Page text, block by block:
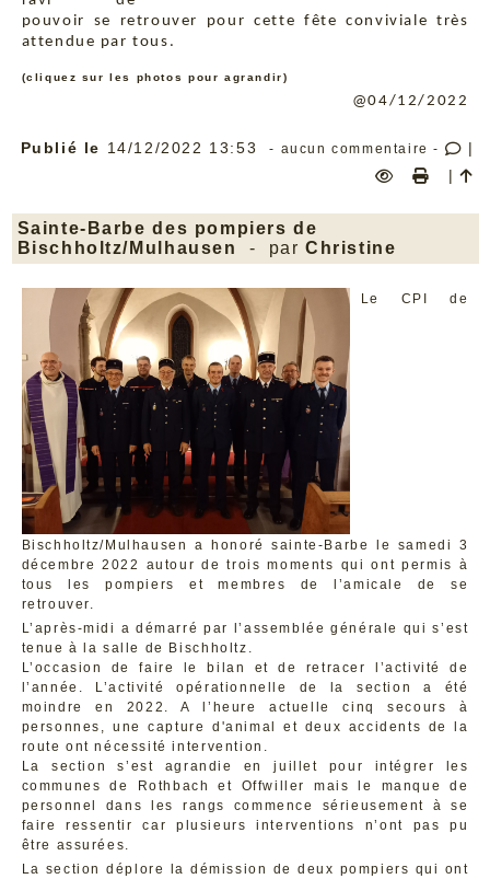
pouvoir se retrouver pour cette fête conviviale très
attendue par tous.
(cliquez sur les photos pour agrandir)
@04/12/2022
Publié le 14/12/2022 13:53- aucun commentaire -
|
|
Sainte-Barbe des pompiers de
Bischholtz/Mulhausen
- par Christine
Le CPI de
Bischholtz/Mulhausen a honoré sainte-Barbe le samedi 3
décembre 2022 autour de trois moments qui ont permis à
tous les pompiers et membres de l’amicale de se
retrouver.
L’après-midi a démarré par l’assemblée générale qui s’est
tenue à la salle de Bischholtz.
L’occasion de faire le bilan et de retracer l’activité de
l’année. L’activité opérationnelle de la section a été
moindre en 2022. A l’heure actuelle cinq secours à
personnes, une capture d'animal et deux accidents de la
route ont nécessité intervention.
La section s’est agrandie en juillet pour intégrer les
communes de Rothbach et Offwiller mais le manque de
personnel dans les rangs commence sérieusement à se
faire ressentir car plusieurs interventions n’ont pas pu
être assurées.
La section déplore la démission de deux pompiers qui ont